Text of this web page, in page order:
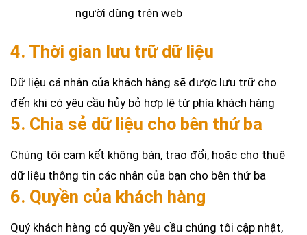
người dùng trên web
4. Thời gian lưu trữ dữ liệu
Dữ liệu cá nhân của khách hàng sẽ được lưu trữ cho
đến khi có yêu cầu hủy bỏ hợp lệ từ phía khách hàng
5. Chia sẻ dữ liệu cho bên thứ ba
Chúng tôi cam kết không bán, trao đổi, hoặc cho thuê
dữ liệu thông tin các nhân của bạn cho bên thứ ba
6. Quyền của khách hàng
Quý khách hàng có quyền yêu cầu chúng tôi cập nhật,